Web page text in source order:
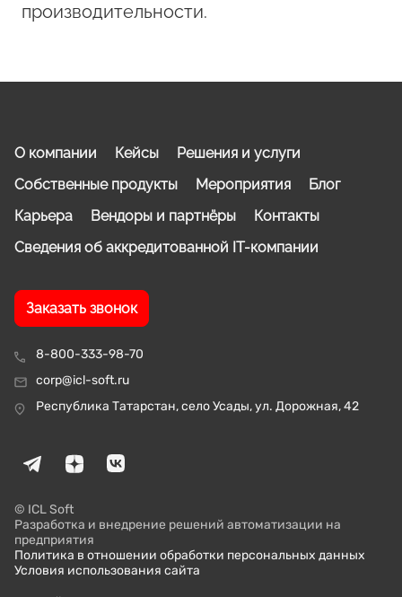
производительности.
8-800-333-98-70
corp@icl-soft.ru
Республика Татарстан, село Усады, ул. Дорожная, 42
О компании Кейсы
Решения и услуги
Собственные продукты
Мероприятия
Блог
Карьера
Вендоры и партнёры
Контакты
Сведения об аккредитованной IT-компании
Заказать звонок
© ICL Soft
Разработка и внедрение решений автоматизации на
предприятия
Политика в отношении обработки персональных данных
Условия использования сайта